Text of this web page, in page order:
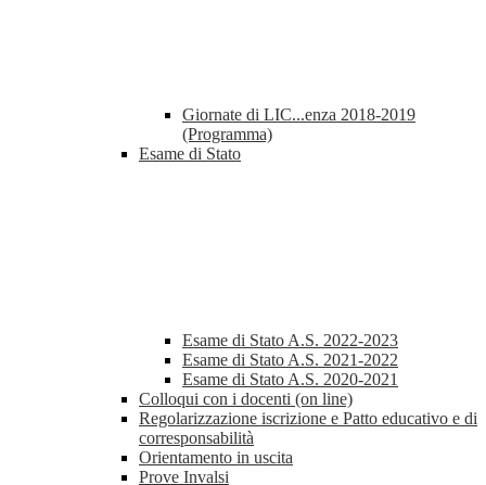
Giornate di LIC...enza 2018-2019
(Programma)
Esame di Stato
Esame di Stato A.S. 2022-2023
Esame di Stato A.S. 2021-2022
Esame di Stato A.S. 2020-2021
Colloqui con i docenti (on line)
Regolarizzazione iscrizione e Patto educativo e di
corresponsabilità
Orientamento in uscita
Prove Invalsi